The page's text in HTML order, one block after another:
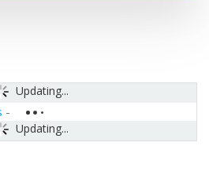
Updating...
Updating...
-